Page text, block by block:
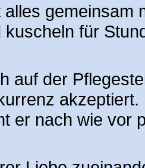
gemeinsam
für
auf der
er nach wie vor